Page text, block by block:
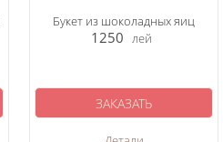
Букет из шоколадных яиц
1250 лей
ЗАКАЗАТЬ